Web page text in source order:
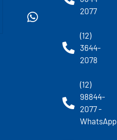
2077
(12)
3644-
2078
(12)
98844-
2077 -
WhatsApp